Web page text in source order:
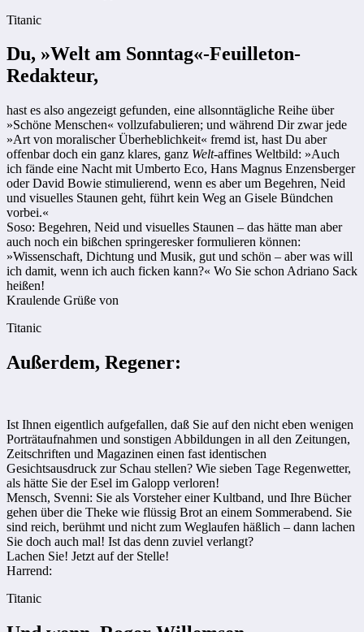
Titanic
Du, »Welt am Sonntag«-Feuilleton-
Redakteur,
hast es also angezeigt gefunden, eine allsonntägliche Reihe über
»Schöne Menschen« vollzufabulieren; und während Dir zwar jede
»Art von moralischer Überheblichkeit« fremd ist, hast Du aber
offenbar doch ein ganz klares, ganz Welt-affines Weltbild: »Auch
ich fände eine Nacht mit Umberto Eco, Hans Magnus Enzensberger
oder David Bowie stimulierend, wenn es aber um Begehren, Neid
und visuelles Staunen geht, führt kein Weg an Gisele Bündchen
vorbei.«
Soso: Begehren, Neid und visuelles Staunen – das hätte man aber
auch noch ein bißchen springeresker formulieren können:
»Wissenschaft, Dichtung und Musik, gut und schön – aber was will
ich damit, wenn ich auch ficken kann?« Wo Sie schon ­Adriano Sack
heißen!
Kraulende Grüße von
Titanic
Außerdem, Regener:
Ist Ihnen eigentlich aufgefallen, daß Sie auf den nicht eben wenigen
Porträtaufnahmen und sonstigen Abbildungen in all den Zeitungen,
Zeitschriften und Magazinen einen fast identischen
Gesichtsausdruck zur Schau stellen? Wie sieben Tage Regenwetter,
als hätte Sie der Esel im Galopp verloren!
Mensch, Svenni: Sie als Vorsteher einer Kultband, und Ihre Bücher
gehen über die Theke wie flüssig Brot an einem Sommerabend. Sie
sind reich, berühmt und nicht zum Weglaufen häßlich – dann lachen
Sie doch auch mal! Ist das denn zuviel verlangt?
Lachen Sie! Jetzt auf der Stelle!
Harrend:
Titanic